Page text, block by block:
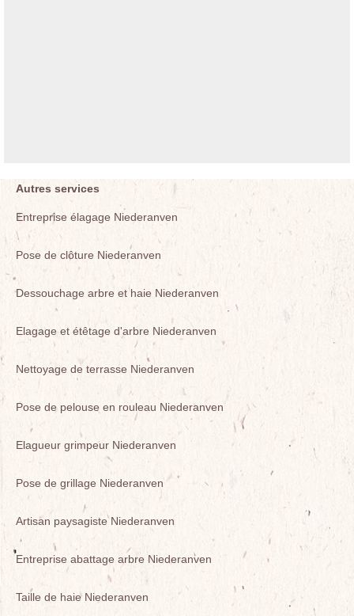
Autres services
Entreprise élagage Niederanven
Pose de clôture Niederanven
Dessouchage arbre et haie Niederanven
Elagage et étêtage d'arbre Niederanven
Nettoyage de terrasse Niederanven
Pose de pelouse en rouleau Niederanven
Elagueur grimpeur Niederanven
Pose de grillage Niederanven
Artisan paysagiste Niederanven
Entreprise abattage arbre Niederanven
Taille de haie Niederanven